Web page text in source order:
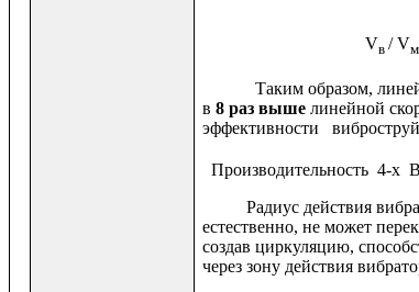
Vв /Vм
Таким образом,
в 8 раз выше линейной
эффективности
Производительность 4-х
Радиус действия
естественно, не может
создав циркуляцию,
через зону действия